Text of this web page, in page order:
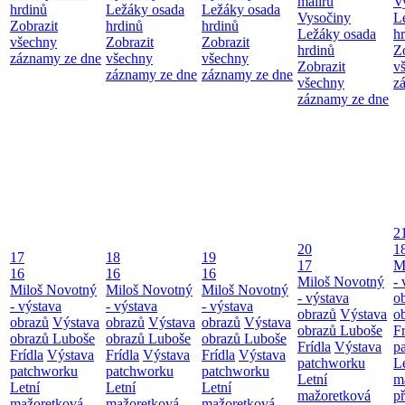
hrdinů
Zobrazit
všechny
záznamy ze dne
Ležáky osada
hrdinů
Zobrazit
všechny
záznamy ze dne
Ležáky osada
hrdinů
Zobrazit
všechny
záznamy ze dne
Vysočiny
Ležáky osada
hrdinů
Zobrazit
všechny
záznamy ze dne
17
16
Miloš Novotný
- výstava
obrazů Výstava
obrazů Luboše
Frídla Výstava
patchworku
Letní
18
16
Miloš Novotný
- výstava
obrazů Výstava
obrazů Luboše
Frídla Výstava
patchworku
Letní
19
16
Miloš Novotný
- výstava
obrazů Výstava
obrazů Luboše
Frídla Výstava
patchworku
Letní
20
17
Miloš Novotný
- výstava
obrazů Výstava
obrazů Luboše
Frídla Výstava
patchworku
Letní
mažoretková
-